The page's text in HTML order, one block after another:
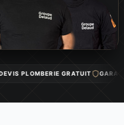
(83) DEVIS PLOMBERIE GRATUIT